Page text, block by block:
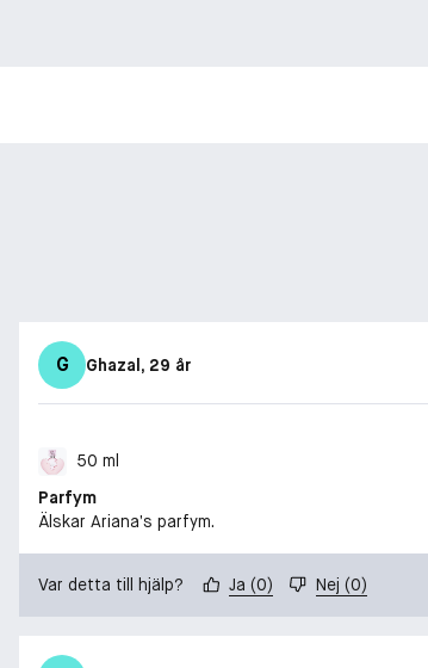
G Ghazal, 29 år
50 ml
Parfym
Älskar Ariana’s parfym.
Var detta till hjälp? Ja (0) Nej (0)